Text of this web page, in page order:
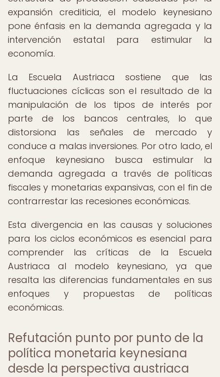
expansión crediticia, el modelo keynesiano
pone énfasis en la demanda agregada y la
intervención estatal para estimular la
economía.
La Escuela Austriaca sostiene que las
fluctuaciones cíclicas son el resultado de la
manipulación de los tipos de interés por
parte de los bancos centrales, lo que
distorsiona las señales de mercado y
conduce a malas inversiones. Por otro lado, el
enfoque keynesiano busca estimular la
demanda agregada a través de políticas
fiscales y monetarias expansivas, con el fin de
contrarrestar las recesiones económicas.
Esta divergencia en las causas y soluciones
para los ciclos económicos es esencial para
comprender las críticas de la Escuela
Austriaca al modelo keynesiano, ya que
resalta las diferencias fundamentales en sus
enfoques y propuestas de políticas
económicas.
Refutación punto por punto de la
política monetaria keynesiana
desde la perspectiva austriaca